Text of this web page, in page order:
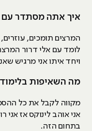
איך אתה מסתדר עם
המרצים תומכים,
לומד עם אלי דרור
ויחד איתו אני מרגיש
מה השאיפות
מקווה לקבל את כל
אני אוהב לינוקס אז
בתחום הזה.